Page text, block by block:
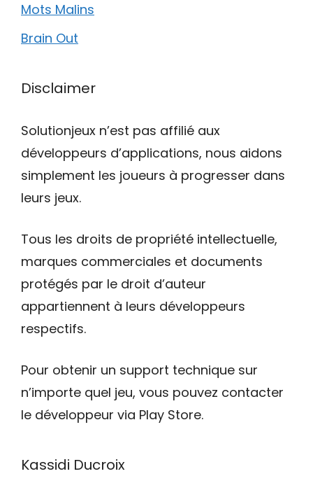
Mots Malins
Brain Out
Disclaimer
Solutionjeux n’est pas affilié aux
développeurs d’applications, nous aidons
simplement les joueurs à progresser dans
leurs jeux.
Tous les droits de propriété intellectuelle,
marques commerciales et documents
protégés par le droit d’auteur
appartiennent à leurs développeurs
respectifs.
Pour obtenir un support technique sur
n’importe quel jeu, vous pouvez contacter
le développeur via Play Store.
Kassidi Ducroix